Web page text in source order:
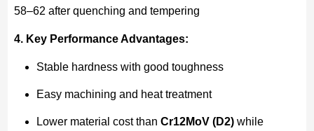
58–62 after quenching and tempering
4. Key Performance Advantages:
Stable hardness with good toughness
Easy machining and heat treatment
Lower material cost than Cr12MoV (D2)while